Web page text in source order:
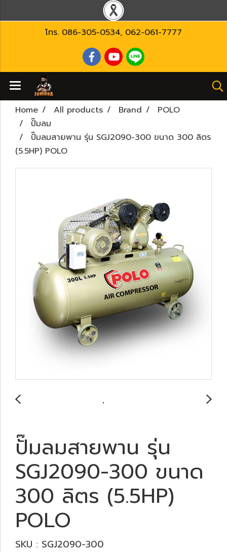
โทร. 086-305-0534, 062-061-7777
Home All products Brand
POLO
ปั๊มลม
ปั๊มลมสายพาน รุ่น SGJ2090-300 ขนาด 300 ลิตร
(5.5HP) POLO
ปั๊มลมสายพาน รุ่น
SGJ2090-300 ขนาด
300 ลิตร (5.5HP)
POLO
SKU : SGJ2090-300